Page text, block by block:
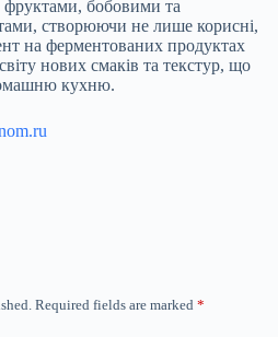
фруктами, бобовими та
створюючи не лише корисні,
на ферментованих продуктах
нових смаків та текстур, що
кухню.
Required fields are marked *